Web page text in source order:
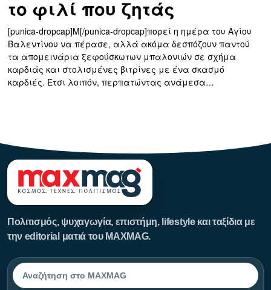
το φιλί που ζητάς
[punica-dropcap]Μ[/punica-dropcap]πορεί η ημέρα του Αγίου
Βαλεντίνου να πέρασε, αλλά ακόμα δεσπόζουν παντού
τα απομεινάρια ξεφούσκωτων μπαλονιών σε σχήμα
καρδιάς και στολισμένες βιτρίνες με ένα σκασμό
καρδιές. Έτσι λοιπόν, περπατώντας ανάμεσα…
Πολιτισμός, ψυχαγωγία, επιστήμη, lifestyle και ταξίδια με
την editorial ματιά του MAXMAG.
Αναζήτηση